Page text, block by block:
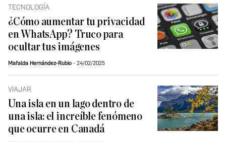
TECNOLOGÍA
¿Cómo aumentar tu privacidad
en WhatsApp? Truco para
ocultar tus imágenes
Mafalda Hernández-Rubio 24/02/2025
VIAJAR
Una isla en un lago dentro de
una isla: el increíble fenómeno
que ocurre en Canadá